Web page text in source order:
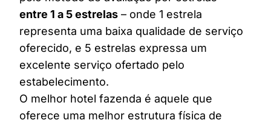
entre 1 a 5 estrelas – onde 1 estrela
representa uma baixa qualidade de serviço
oferecido, e 5 estrelas expressa um
excelente serviço ofertado pelo
estabelecimento.
O melhor hotel fazenda é aquele que
oferece uma melhor estrutura física de